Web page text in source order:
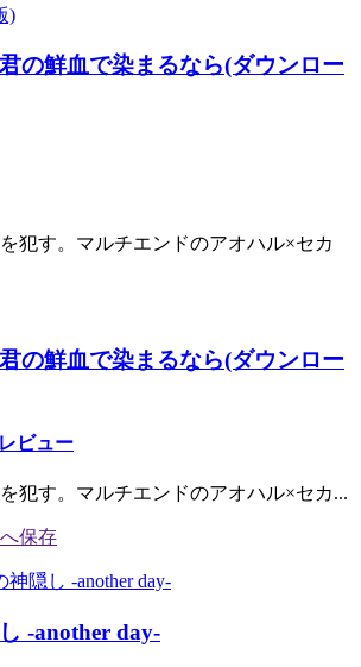
の鮮血で染まるなら(ダウンロー
犯す。マルチエンドのアオハル×セカ
の鮮血で染まるなら(ダウンロー
レビュー
犯す。マルチエンドのアオハル×セカ...
-another day-